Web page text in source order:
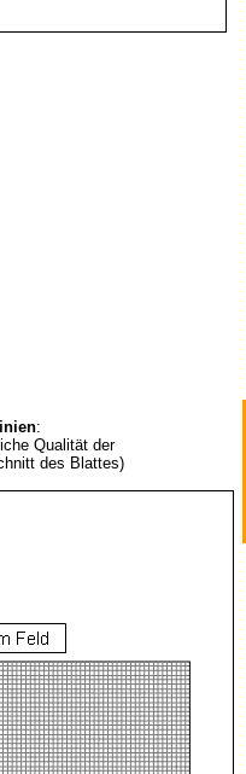
:
Qualität der
des Blattes)